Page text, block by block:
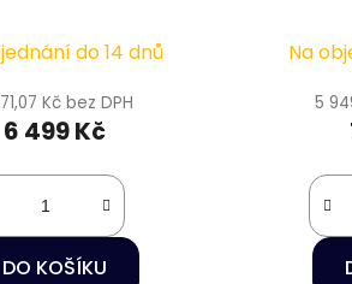
do 14 dnů
Kč bez DPH
6 499 Kč
DO KOŠÍKU
Na
5